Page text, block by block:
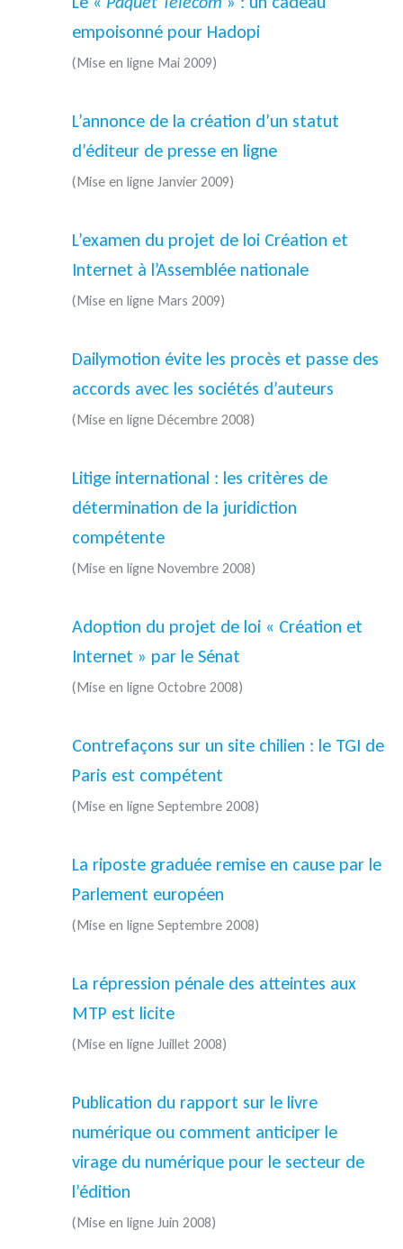
empoisonné pour Hadopi
(Mise en ligne Mai 2009)
L’annonce de la création d’un statut
d’éditeur de presse en ligne
(Mise en ligne Janvier 2009)
L’examen du projet de loi Création et
Internet à l’Assemblée nationale
(Mise en ligne Mars 2009)
Dailymotion évite les procès et passe des
accords avec les sociétés d’auteurs
(Mise en ligne Décembre 2008)
Litige international : les critères de
détermination de la juridiction
compétente
(Mise en ligne Novembre 2008)
Adoption du projet de loi « Création et
Internet » par le Sénat
(Mise en ligne Octobre 2008)
Contrefaçons sur un site chilien : le TGI de
Paris est compétent
(Mise en ligne Septembre 2008)
La riposte graduée remise en cause par le
Parlement européen
(Mise en ligne Septembre 2008)
La répression pénale des atteintes aux
MTP est licite
(Mise en ligne Juillet 2008)
Publication du rapport sur le livre
numérique ou comment anticiper le
virage du numérique pour le secteur de
l’édition
(Mise en ligne Juin 2008)